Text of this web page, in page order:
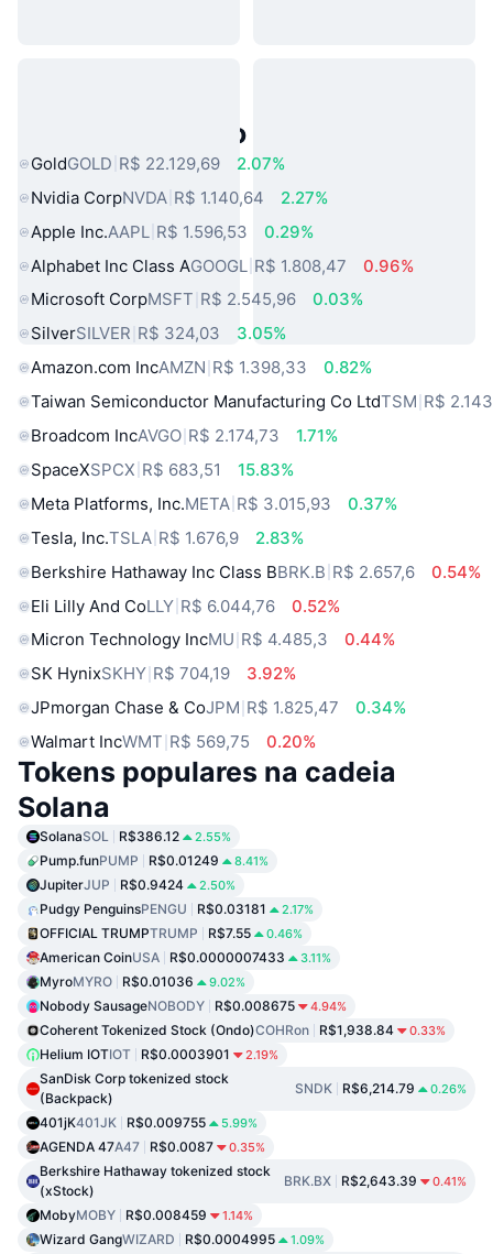
Ativos do Mundo Real Populares
GoldGOLD R$ 22.129,69
2.07%
Nvidia CorpNVDA R$ 1.140,64
2.27%
Apple Inc.AAPL R$ 1.596,53
0.29%
Alphabet Inc Class AGOOGL R$ 1.808,47
0.96%
Microsoft CorpMSFT R$ 2.545,96
0.03%
SilverSILVER R$ 324,03
3.05%
Amazon.com IncAMZN R$ 1.398,33
0.82%
Taiwan Semiconductor Manufacturing Co LtdTSM R$
Broadcom IncAVGO R$ 2.174,73
1.71%
SpaceXSPCX R$ 683,51
15.83%
Meta Platforms, Inc.META R$ 3.015,93
0.37%
Tesla, Inc.TSLA R$ 1.676,9
2.83%
Berkshire Hathaway Inc Class BBRK.B R$ 2.657,6
0.54%
Eli Lilly And CoLLY R$ 6.044,76
0.52%
Micron Technology IncMU R$ 4.485,3
0.44%
SK HynixSKHY R$ 704,19
3.92%
JPmorgan Chase & CoJPM R$ 1.825,47
0.34%
Walmart IncWMT R$ 569,75 0.20%
Tokens populares na cadeia
Solana
SolanaSOL R$386.12 2.55%
Pump.funPUMP R$0.01249 8.41%
JupiterJUP R$0.9424 2.50%
Pudgy PenguinsPENGU R$0.03181 2.17%
OFFICIAL TRUMPTRUMP R$7.55 0.46%
American CoinUSA R$0.0000007433 3.11%
MyroMYRO R$0.01036 9.02%
Nobody SausageNOBODY R$0.008675 4.94%
Coherent Tokenized Stock (Ondo)COHRon R$1,938.84 0.33%
Helium IOTIOT R$0.0003901 2.19%
SanDisk Corp tokenized stock
(Backpack)
SNDK R$6,214.79 0.26%
401jK401JK R$0.009755 5.99%
AGENDA 47A47 R$0.0087 0.35%
Berkshire Hathaway tokenized stock
(xStock)
BRK.BX R$2,643.39 0.41%
MobyMOBY R$0.008459 1.14%
Wizard GangWIZARD R$0.0004995 1.09%